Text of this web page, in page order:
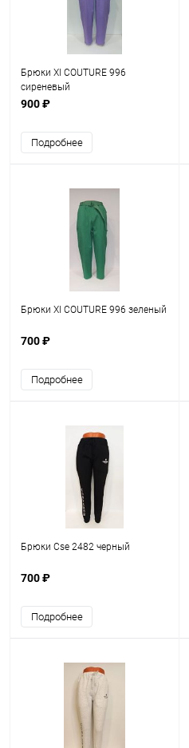
Брюки XI COUTURE 996
сиреневый
900 ₽
Подробнее
Брюки XI COUTURE 996 зеленый
700 ₽
Подробнее
Брюки Cse 2482 черный
700 ₽
Подробнее